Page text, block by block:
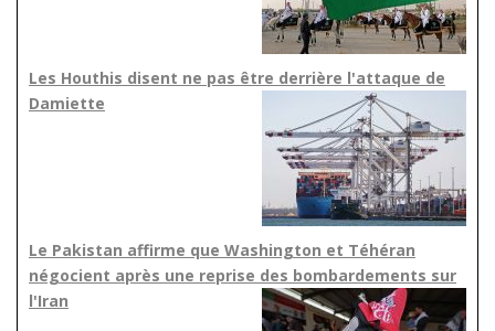
Les Houthis disent ne pas être derrière l'attaque de
Damiette
Le Pakistan affirme que Washington et Téhéran
négocient après une reprise des bombardements sur
l'Iran